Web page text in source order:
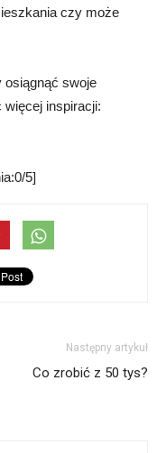
czy może
osiągnąć swoje
inspiracji:
5]
Następny artykuł
Co zrobić z 50 tys?